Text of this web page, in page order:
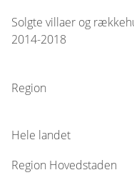
Solgte villaer og
2014-2018
Region
Hele landet
Region Hovedstaden